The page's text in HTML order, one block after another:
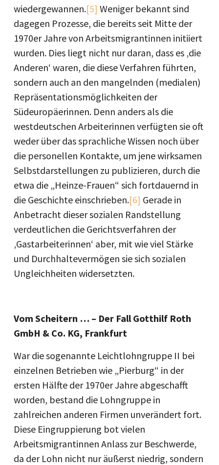
wiedergewannen.[5] Weniger bekannt sind
dagegen Prozesse, die bereits seit Mitte der
1970er Jahre von Arbeitsmigrantinnen initiiert
wurden. Dies liegt nicht nur daran, dass es ‚die
Anderen‘ waren, die diese Verfahren führten,
sondern auch an den mangelnden (medialen)
Repräsentationsmöglichkeiten der
Südeuropäerinnen. Denn anders als die
westdeutschen Arbeiterinnen verfügten sie oft
weder über das sprachliche Wissen noch über
die personellen Kontakte, um jene wirksamen
Selbstdarstellungen zu publizieren, durch die
etwa die „Heinze-Frauen“ sich fortdauernd in
die Geschichte einschrieben.[6] Gerade in
Anbetracht dieser sozialen Randstellung
verdeutlichen die Gerichtsverfahren der
‚Gastarbeiterinnen‘ aber, mit wie viel Stärke
und Durchhaltevermögen sie sich sozialen
Ungleichheiten widersetzten.
Vom Scheitern … – Der Fall Gotthilf Roth
GmbH & Co. KG, Frankfurt
War die sogenannte Leichtlohngruppe II bei
einzelnen Betrieben wie „Pierburg“ in der
ersten Hälfte der 1970er Jahre abgeschafft
worden, bestand die Lohngruppe in
zahlreichen anderen Firmen unverändert fort.
Diese Eingruppierung bot vielen
Arbeitsmigrantinnen Anlass zur Beschwerde,
da der Lohn nicht nur äußerst niedrig, sondern